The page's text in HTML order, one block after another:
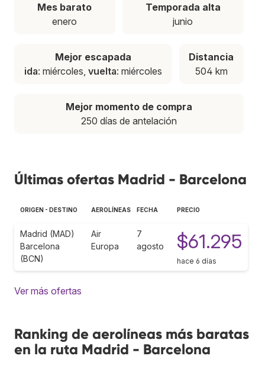
Mes barato
enero
Temporada alta
junio
Mejor escapada
ida: miércoles, vuelta: miércoles
Distancia
504 km
Mejor momento de compra
250 días de antelación
Últimas ofertas Madrid - Barcelona
ORIGEN - DESTINO AEROLÍNEAS FECHA PRECIO
Madrid (MAD)
Barcelona
(BCN)
Air
Europa
7
agosto
$61.295
hace 6 días
Ver más ofertas
Ranking de aerolíneas más baratas
en la ruta Madrid - Barcelona